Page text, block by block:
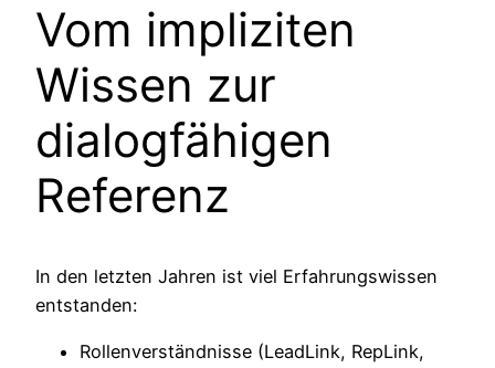
Vom impliziten
Wissen zur
dialogfähigen
Referenz
In den letzten Jahren ist viel Erfahrungswissen
entstanden:
Rollenverständnisse (LeadLink, RepLink,